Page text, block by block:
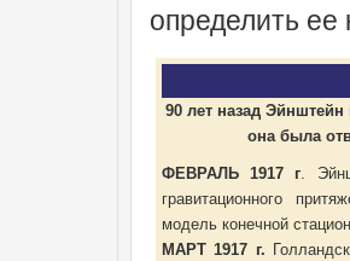
определить ее
90 лет назад
она была
ФЕВРАЛЬ 1917 г.
гравитационного
модель конечной
МАРТ 1917 г.